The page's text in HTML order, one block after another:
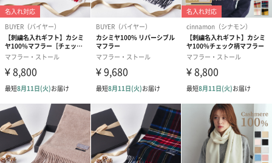
商品詳細情報
商品サイズ
幅30cm×180cm（フサ各5cm含む）
本体重量
約220g
外装パッケー
ジ
ビニール袋
パッケージサ
イズ
幅250mm×奥行330mm×250mm